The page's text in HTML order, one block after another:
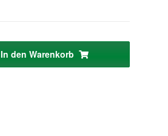
In den Warenkorb